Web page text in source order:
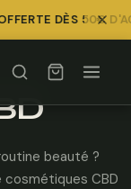
DÈS 50€
beauté ?
cosmétiques CBD
Comparer
Comparer